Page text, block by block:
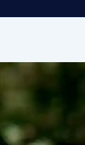
agosto de 2026
agosto de 2026